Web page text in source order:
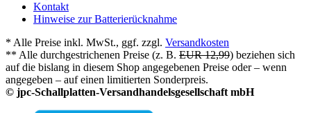
Kontakt
Hinweise zur Batterierücknahme
* Alle Preise inkl. MwSt., ggf. zzgl. Versandkosten
** Alle durchgestrichenen Preise (z. B. EUR 12,99) beziehen sich
auf die bislang in diesem Shop angegebenen Preise oder – wenn
angegeben – auf einen limitierten Sonderpreis.
© jpc-Schallplatten-Versandhandelsgesellschaft mbH